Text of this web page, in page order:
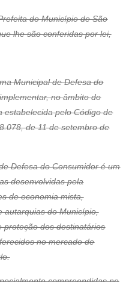
do Município de São
lhe são conferidas por lei,
Municipal de Defesa do
no âmbito do
estabelecida pelo Código de
de 11 de setembro de
Defesa do Consumidor é um
desenvolvidas pela
de economia mista,
autarquias do Município,
proteção dos destinatários
no mercado de